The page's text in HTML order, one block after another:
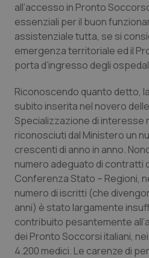
Molise
Piemonte
Provincia Autonoma
Puglia
Sardegna
Sicilia
Toscana
Epatiti
HIV
Ipertensione &
Malattie rare
Malattia di Crohn &
Neuroscienze &
Obesità
all’accesso in Pronto
essenziali per il buon
assistenziale tutta, se si
emergenza territoriale ed il
porta d’ingresso degli
Riconoscendo quanto detto,
subito inserita nel novero
Specializzazione di interesse
riconosciuti dal Ministero un
crescenti di anno in anno.
numero adeguato di contratti
Conferenza Stato – Regioni,
numero di iscritti (che
anni) è stato largamente
contribuito pesantemente
dei Pronto Soccorsi italiani,
4.200 medici. Le carenze di